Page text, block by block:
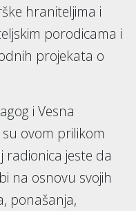
hraniteljima i
porodicama i
projekata o
i Vesna
ovom prilikom
radionica jeste da
na osnovu svojih
ponašanja,